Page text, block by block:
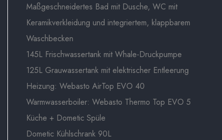
Maßgeschneidertes Bad mit Dusche, WC mit
Keramikverkleidung und integriertem, klappbarem
Waschbecken
145L Frischwassertank mit Whale-Druckpumpe
125L Grauwassertank mit elektrischer Entleerung
Heizung: Webasto AirTop EVO 40
Warmwasserboiler: Webasto Thermo Top EVO 5
Küche + Dometic Spüle
Dometic Kühlschrank 90L